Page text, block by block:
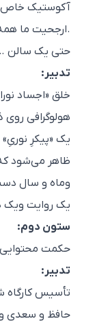
آکوستیک خاص
.ارجحیت ما همه
حتی یک سالن …..
تدبیر:
هولوگرافی روی
یک «پیکرِ نوریِ»
ظاهر می‌شود که
و‌ماه و سال دست
یک روایت و‌یک
ستون دوم:
حکمت محتوایی (The Pillar of Content Wisdom)
تدبیر:
تأسیس کارگاه
حافظ و سعدی و